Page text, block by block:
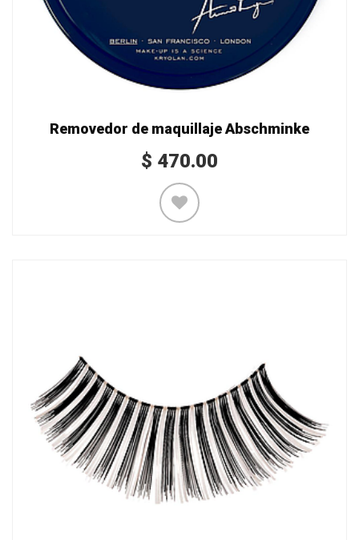
Removedor de maquillaje Abschminke
$ 470.00